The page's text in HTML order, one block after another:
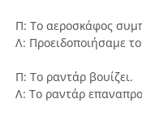
Π: Το αεροσκάφος
Λ: Προειδοποιήσαμε
Π: Το ραντάρ βουίζει.
Λ: Το ραντάρ